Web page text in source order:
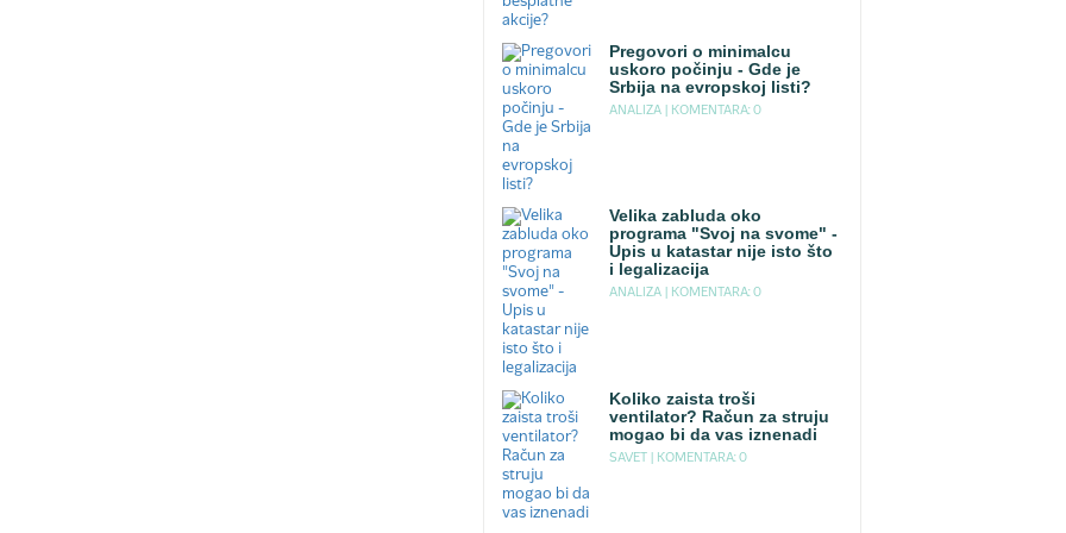
Pregovori o minimalcu
uskoro počinju - Gde je
Srbija na evropskoj listi?
ANALIZA | KOMENTARA: 0
Velika zabluda oko
programa "Svoj na svome" -
Upis u katastar nije isto što
i legalizacija
ANALIZA | KOMENTARA: 0
Koliko zaista troši
ventilator? Račun za struju
mogao bi da vas iznenadi
SAVET | KOMENTARA: 0